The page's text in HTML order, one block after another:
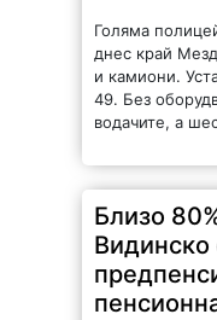
Голяма
днес край
и камиони.
49. Без
водачите, а
Близо
Видинско